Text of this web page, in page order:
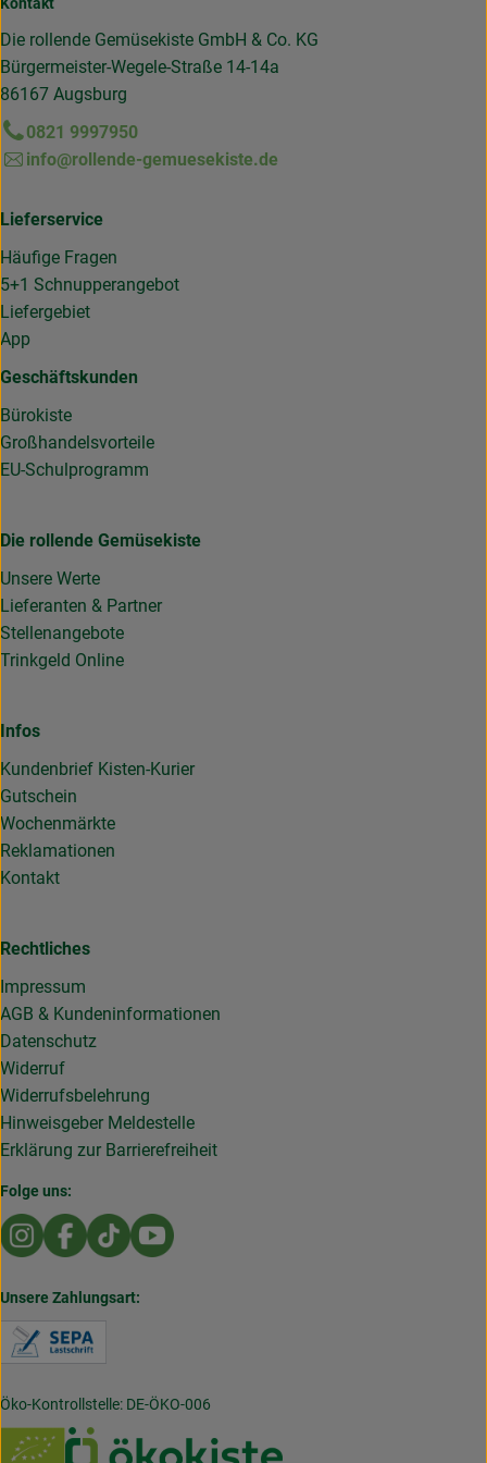
Kontakt
Die rollende Gemüsekiste GmbH & Co. KG
Bürgermeister-Wegele-Straße 14-14a
86167 Augsburg
0821 9997950
info@rollende-gemuesekiste.de
Lieferservice
Häufige Fragen
5+1 Schnupperangebot
Liefergebiet
App
Geschäftskunden
Bürokiste
Großhandelsvorteile
EU-Schulprogramm
Die rollende Gemüsekiste
Unsere Werte
Lieferanten & Partner
Stellenangebote
Trinkgeld Online
Infos
Kundenbrief Kisten-Kurier
Gutschein
Wochenmärkte
Reklamationen
Kontakt
Rechtliches
Impressum
AGB & Kundeninformationen
Datenschutz
Widerruf
Widerrufsbelehrung
Hinweisgeber Meldestelle
Erklärung zur Barrierefreiheit
Folge uns:
Externer Link zu https://www.instagram.com/
Externer Link zu https://www.facebook.com/
Externer Link zu https://www.tiktok.com/
Externer Link zu https://
Unsere Zahlungsart:
Öko-Kontrollstelle: DE-ÖKO-006
Externer Link zu https://www.rollende-